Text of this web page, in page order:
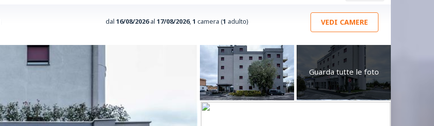
dal 16/08/2026al 17/08/2026,1 camera (1 adulto) VEDI CAMERE
Guarda tutte le foto